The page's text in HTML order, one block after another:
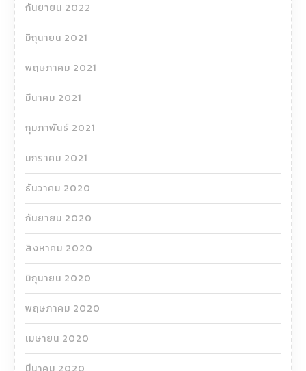
กันยายน 2022
มิถุนายน 2021
พฤษภาคม 2021
มีนาคม 2021
กุมภาพันธ์ 2021
มกราคม 2021
ธันวาคม 2020
กันยายน 2020
สิงหาคม 2020
มิถุนายน 2020
พฤษภาคม 2020
เมษายน 2020